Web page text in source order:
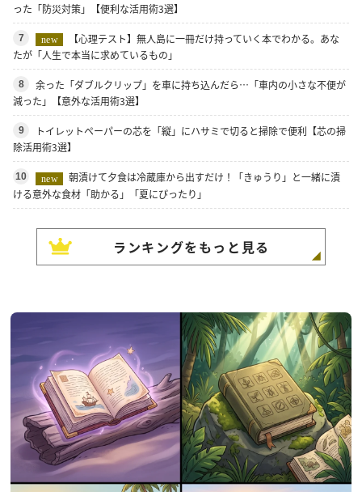
った「防災対策」【便利な活用術3選】
7 new
【心理テスト】無人島に一冊だけ持っていく本でわかる。あな
たが「人生で本当に求めているもの」
8
余った「ダブルクリップ」を車に持ち込んだら…「車内の小さな不便が
減った」【意外な活用術3選】
9
トイレットペーパーの芯を「縦」にハサミで切ると掃除で便利【芯の掃
除活用術3選】
10 new
朝漬けて夕食は冷蔵庫から出すだけ！「きゅうり」と一緒に漬
ける意外な食材「助かる」「夏にぴったり」
ランキングをもっと見る